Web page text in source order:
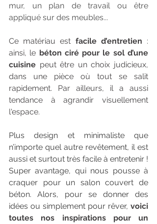
mur, un plan de travail ou être
appliqué sur des meubles...
Ce matériau est facile d’entretien :
ainsi, le béton ciré pour le sol d’une
cuisine peut être un choix judicieux,
dans une pièce où tout se salit
rapidement. Par ailleurs, il a aussi
tendance à agrandir visuellement
l'espace.
Plus design et minimaliste que
n’importe quel autre revêtement, il est
aussi et surtout très facile à entretenir !
Super avantage, qui nous pousse à
craquer pour un salon couvert de
béton. Alors, pour se donner des
idées ou simplement pour rêver, voici
toutes nos inspirations pour un